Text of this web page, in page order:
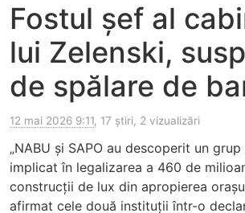
Fostul șef al
lui Zelenski,
de spălare de
12 mai 2026 9:11, 17 știri, 2 vizualizări
„NABU și SAPO au descoperit un
implicat în legalizarea a 460 de
construcții de lux din apropierea
afirmat cele două instituții într-o